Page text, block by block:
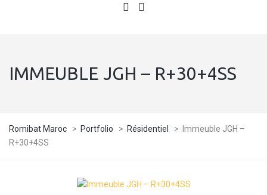
IMMEUBLE JGH – R+30+4SS
Romibat Maroc > Portfolio > Résidentiel >
Immeuble JGH –
R+30+4SS